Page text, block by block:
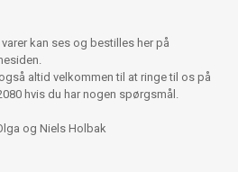
kan ses og bestilles her på
altid velkommen til at ringe til os på
hvis du har nogen spørgsmål.
og Niels Holbak